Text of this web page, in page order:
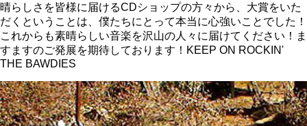
晴らしさを皆様に届けるCDショップの方々から、大賞をいた
だくということは、僕たちにとって本当に心強いことでした！
これからも素晴らしい音楽を沢山の人々に届けてください！ま
すますのご発展を期待しております！KEEP ON ROCKIN'
THE BAWDIES